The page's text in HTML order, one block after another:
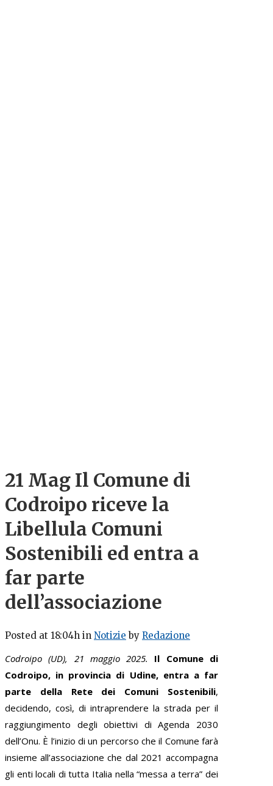
21 Mag Il Comune di
Codroipo riceve la
Libellula Comuni
Sostenibili ed entra a
far parte
dell’associazione
Posted at 18:04h in Notizie by Redazione
Codroipo (UD), 21 maggio 2025.
Il Comune di
Codroipo, in provincia di Udine, entra a far
parte della Rete dei Comuni Sostenibili,
decidendo, così, di intraprendere la strada per il
raggiungimento degli obiettivi di Agenda 2030
dell’Onu. È l’inizio di un percorso che il Comune farà
insieme all’associazione che dal 2021 accompagna
gli enti locali di tutta Italia nella “messa a terra” dei